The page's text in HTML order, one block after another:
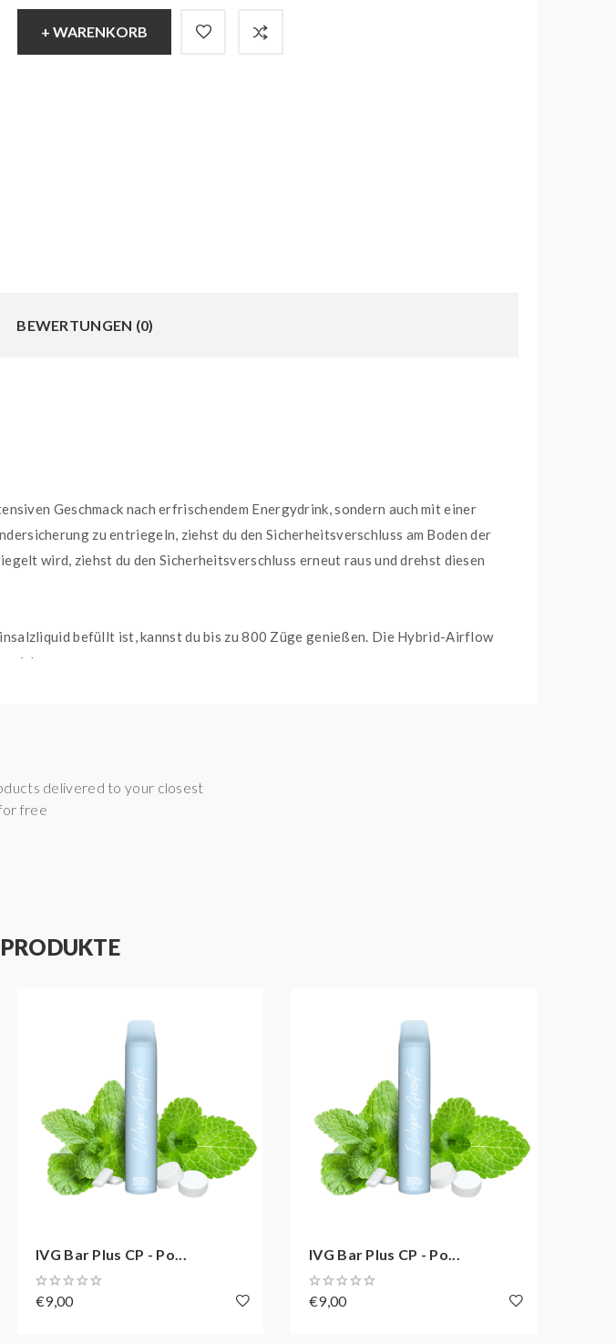
+ WARENKORB
BEWERTUNGEN (0)
Geschmack nach erfrischendem Energydrink, sondern auch mit einer
zu entriegeln, ziehst du den Sicherheitsverschluss am Boden der
wird, ziehst du den Sicherheitsverschluss erneut raus und drehst diesen
befüllt ist, kannst du bis zu 800 Züge genießen. Die Hybrid-Airflow
delivered to your closest
free
IVG Bar Plus CP - Po...
€9,00
IVG Bar Plus CP - Po...
€9,00